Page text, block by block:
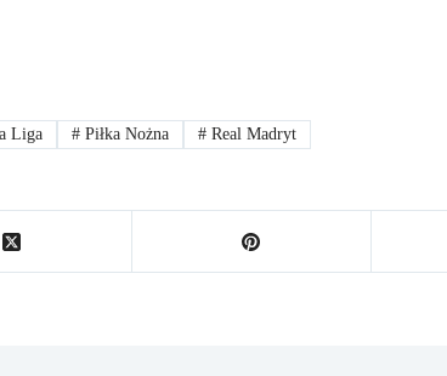
Liga # Piłka Nożna # Real Madryt